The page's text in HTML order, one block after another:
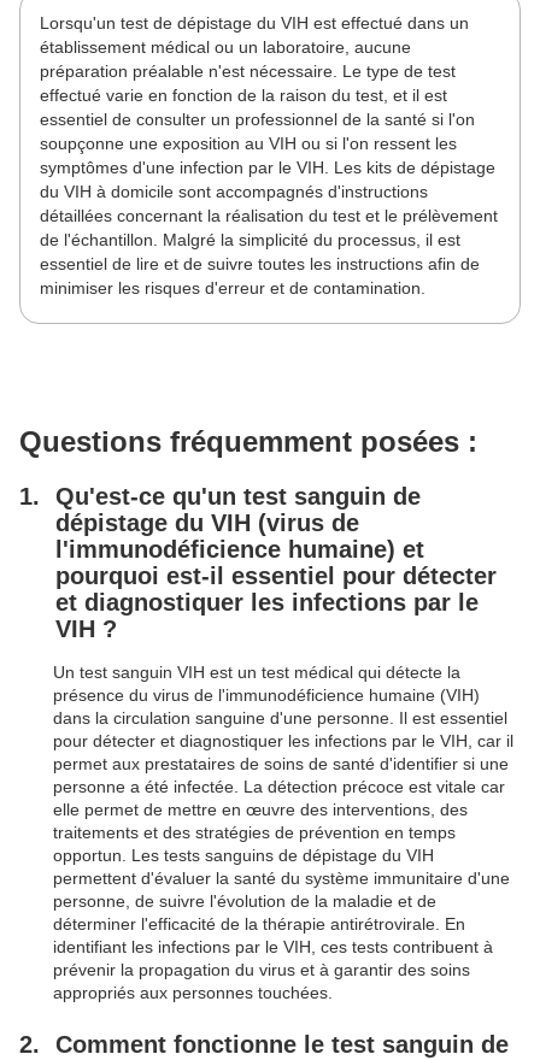
Lorsqu'un test de dépistage du VIH est effectué dans un
établissement médical ou un laboratoire, aucune
préparation préalable n'est nécessaire. Le type de test
effectué varie en fonction de la raison du test, et il est
essentiel de consulter un professionnel de la santé si l'on
soupçonne une exposition au VIH ou si l'on ressent les
symptômes d'une infection par le VIH. Les kits de dépistage
du VIH à domicile sont accompagnés d'instructions
détaillées concernant la réalisation du test et le prélèvement
de l'échantillon. Malgré la simplicité du processus, il est
essentiel de lire et de suivre toutes les instructions afin de
minimiser les risques d'erreur et de contamination.
Questions fréquemment posées :
Qu'est-ce qu'un test sanguin de
dépistage du VIH (virus de
l'immunodéficience humaine) et
pourquoi est-il essentiel pour détecter
et diagnostiquer les infections par le
VIH ?
Un test sanguin VIH est un test médical qui détecte la
présence du virus de l'immunodéficience humaine (VIH)
dans la circulation sanguine d'une personne. Il est essentiel
pour détecter et diagnostiquer les infections par le VIH, car il
permet aux prestataires de soins de santé d'identifier si une
personne a été infectée. La détection précoce est vitale car
elle permet de mettre en œuvre des interventions, des
traitements et des stratégies de prévention en temps
opportun. Les tests sanguins de dépistage du VIH
permettent d'évaluer la santé du système immunitaire d'une
personne, de suivre l'évolution de la maladie et de
déterminer l'efficacité de la thérapie antirétrovirale. En
identifiant les infections par le VIH, ces tests contribuent à
prévenir la propagation du virus et à garantir des soins
appropriés aux personnes touchées.
Comment fonctionne le test sanguin de